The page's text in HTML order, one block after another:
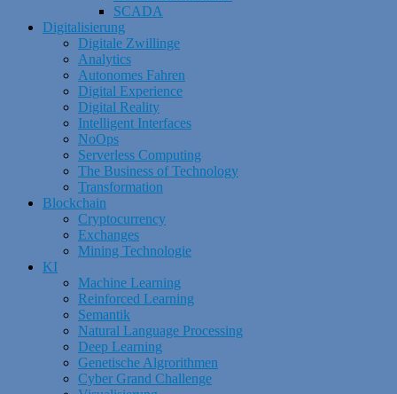
SCADA
Digitalisierung
Digitale Zwillinge
Analytics
Autonomes Fahren
Digital Experience
Digital Reality
Intelligent Interfaces
NoOps
Serverless Computing
The Business of Technology
Transformation
Blockchain
Cryptocurrency
Exchanges
Mining Technologie
KI
Machine Learning
Reinforced Learning
Semantik
Natural Language Processing
Deep Learning
Genetische Algrorithmen
Cyber Grand Challenge